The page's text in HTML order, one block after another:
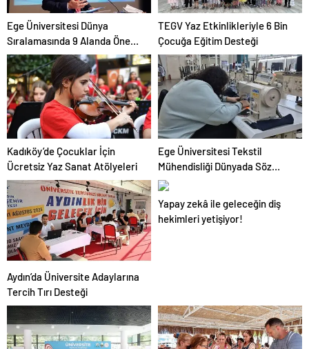
Ege Üniversitesi Dünya
Sıralamasında 9 Alanda Öne
Çıktı
TEGV Yaz Etkinlikleriyle 6 Bin
Çocuğa Eğitim Desteği
Kadıköy’de Çocuklar İçin
Ücretsiz Yaz Sanat Atölyeleri
Ege Üniversitesi Tekstil
Mühendisliği Dünyada Söz
Sahibi
Aydın’da Üniversite Adaylarına
Tercih Tırı Desteği
Yapay zekâ ile geleceğin diş
hekimleri yetişiyor!